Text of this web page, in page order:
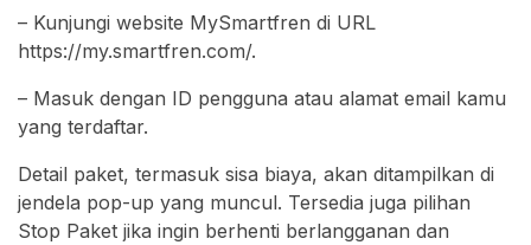
– Kunjungi website MySmartfren di URL
https://my.smartfren.com/.
– Masuk dengan ID pengguna atau alamat email kamu
yang terdaftar.
Detail paket, termasuk sisa biaya, akan ditampilkan di
jendela pop-up yang muncul. Tersedia juga pilihan
Stop Paket jika ingin berhenti berlangganan dan